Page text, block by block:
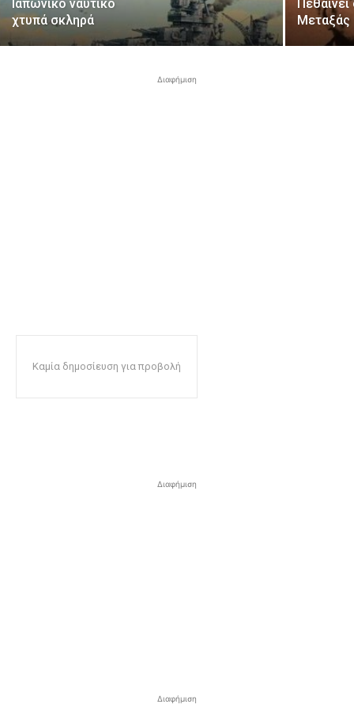
Ιαπωνικό ναυτικό
χτυπά σκληρά
Μεταξάς
Διαφήμιση
Καμία δημοσίευση για προβολή
Διαφήμιση
Διαφήμιση